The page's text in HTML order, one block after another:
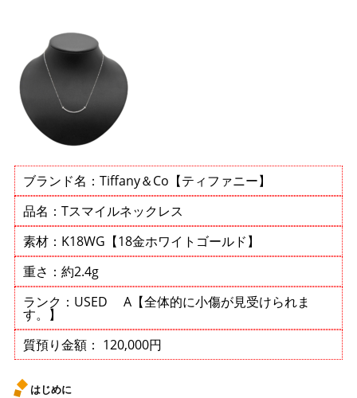
ブランド名：Tiffany＆Co【ティファニー】
品名：Tスマイルネックレス
素材：K18WG【18金ホワイトゴールド】
重さ：約2.4g
ランク：USED A【全体的に小傷が見受けられま
す。】
質預り金額： 120,000円
はじめに